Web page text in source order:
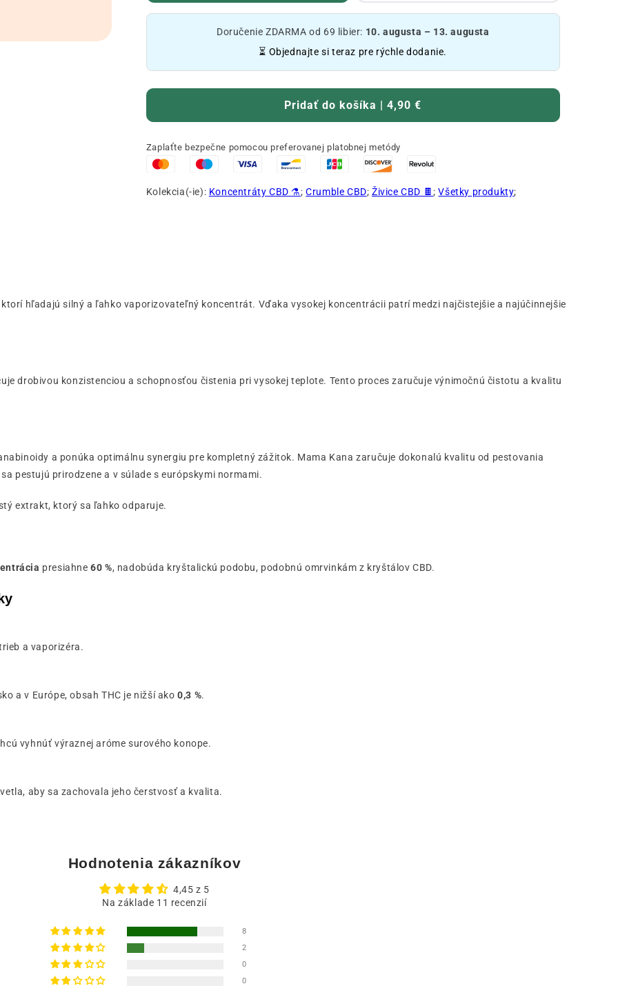
Doručenie ZDARMA od 69 libier: 10. augusta – 13. augusta
⏳ Objednajte si teraz pre rýchle dodanie.
Pridať do košíka | 4,90 €
Zaplaťte bezpečne pomocou preferovanej platobnej metódy
Kolekcia(-ie): Koncentráty CBD ⚗️;Crumble CBD;Živice CBD 🍫;Všetky produkty;
ktorí hľadajú silný a ľahko vaporizovateľný koncentrát. Vďaka vysokej koncentrácii patrí medzi najčistejšie a najúčinnejšie
drobivou konzistenciou a schopnosťou čistenia pri vysokej teplote. Tento proces zaručuje výnimočnú čistotu a kvalitu
a ponúka optimálnu synergiu pre kompletný zážitok. Mama Kana zaručuje dokonalú kvalitu od pestovania
pestujú prirodzene a v súlade s európskymi normami.
extrakt, ktorý sa ľahko odparuje.
presiahne60 %, nadobúda kryštalickú podobu, podobnú omrvinkám z kryštálov CBD.
a vaporizéra.
a v Európe, obsah THC je nižší ako0,3 %.
vyhnúť výraznej aróme surového konope.
aby sa zachovala jeho čerstvosť a kvalita.
Hodnotenia zákazníkov
4,45 z 5
Na základe 11 recenzií
8
2
0
0